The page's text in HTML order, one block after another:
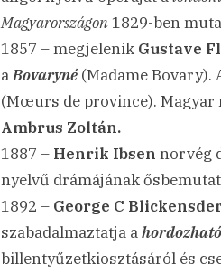
Magyarországon 1829-ben
1857 – megjelenik Gustave
aBovaryné(Madame Bovary).
(Mœurs de province).
Ambrus Zoltán.
1887 – Henrik Ibsen norvég
nyelvű drámájának
1892 – George C
szabadalmaztatja a
billentyűzetkiosztásáról és